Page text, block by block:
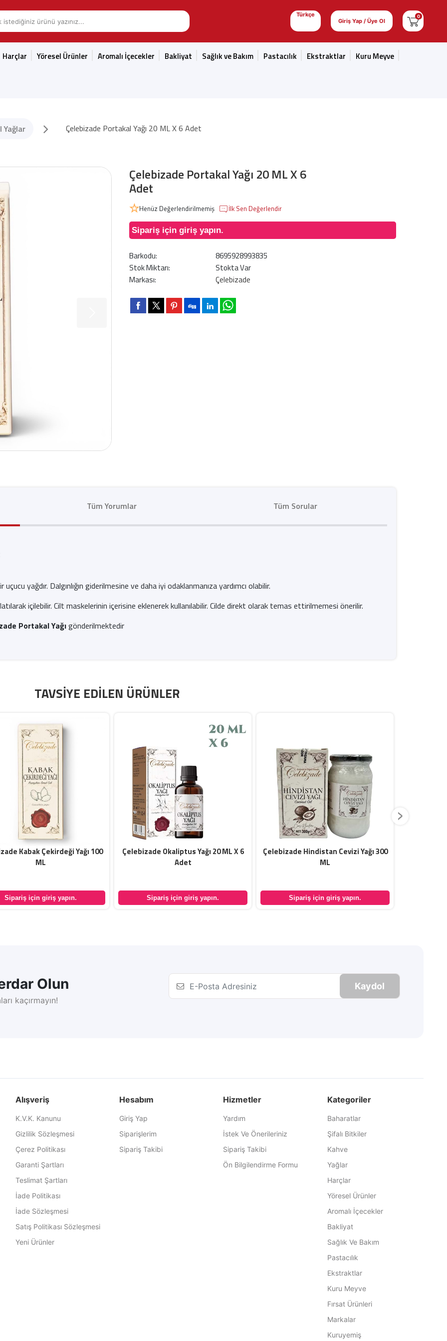
Türkçe
Giriş Yap / Üye Ol
0
Harçlar Yöresel Ürünler Aromalı İçecekler Bakliyat Sağlık ve Bakım Pastacılık Ekstraktlar Kuru Meyve
Yağlar Çelebizade Portakal Yağı 20 ML X 6 Adet
Çelebizade Portakal Yağı 20 ML X 6
Adet
Henüz Değerlendirilmemiş İlk Sen Değerlendir
Sipariş için giriş yapın.
Barkodu:
8695928993835
Stok Miktarı:
Stokta Var
Markası:
Çelebizade
Tüm Yorumlar Tüm Sorular
yağdır. Dalgınlığın giderilmesine ve daha iyi odaklanmanıza yardımcı olabilir.
içilebilir. Cilt maskelerinin içerisine eklenerek kullanılabilir. Cilde direkt olarak temas ettirilmemesi önerilir.
Portakal Yağıgönderilmektedir
TAVSIYE EDILEN ÜRÜNLER
Kabak Çekirdeği Yağı 100
ML
Sipariş için giriş yapın.
Çelebizade Okaliptus Yağı 20 ML X 6
Adet
Sipariş için giriş yapın.
Çelebizade Hindistan Cevizi Yağı 300
ML
Sipariş için giriş yapın.
›
Olun
kaçırmayın!
Kaydol
Alışveriş
K.V.K. Kanunu
Gizlilik Sözleşmesi
Çerez Politikası
Garanti Şartları
Teslimat Şartları
İade Politikası
İade Sözleşmesi
Satış Politikası Sözleşmesi
Yeni Ürünler
Hesabım
Giriş Yap
Siparişlerim
Sipariş Takibi
Hizmetler
Yardım
İstek Ve Önerileriniz
Sipariş Takibi
Ön Bilgilendirme Formu
Kategoriler
Baharatlar
Şifalı Bitkiler
Kahve
Yağlar
Harçlar
Yöresel Ürünler
Aromalı İçecekler
Bakliyat
Sağlık Ve Bakım
Pastacılık
Ekstraktlar
Kuru Meyve
Fırsat Ürünleri
Markalar
Kuruyemiş